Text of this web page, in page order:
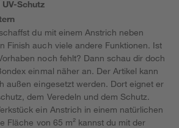
Schutz
du mit einem Anstrich neben
Finish auch viele andere Funktionen. Ist
noch fehlt? Dann schau dir doch
einmal näher an. Der Artikel kann
außen eingesetzt werden. Dort eignet er
dem Veredeln und dem Schutz.
ein Anstrich in einem natürlichen
Fläche von 65 m² kannst du mit der